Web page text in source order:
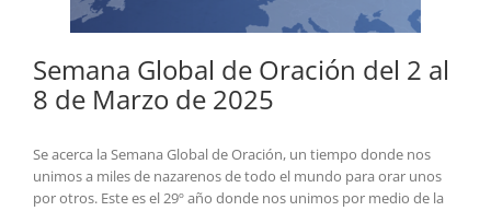
Semana Global de Oración del 2 al
8 de Marzo de 2025
Se acerca la Semana Global de Oración, un tiempo donde nos
unimos a miles de nazarenos de todo el mundo para orar unos
por otros. Este es el 29º año donde nos unimos por medio de la